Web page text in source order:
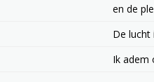
en de
De lucht
Ik adem